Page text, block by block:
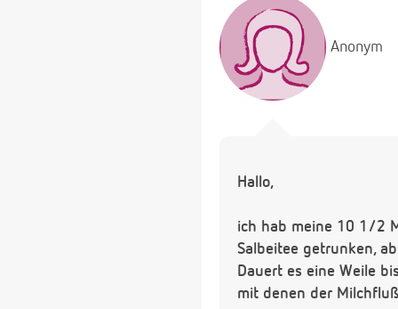
Anonym
Hallo,
ich hab meine 10 1/2
Salbeitee getrunken,
Dauert es eine Weile
mit denen der